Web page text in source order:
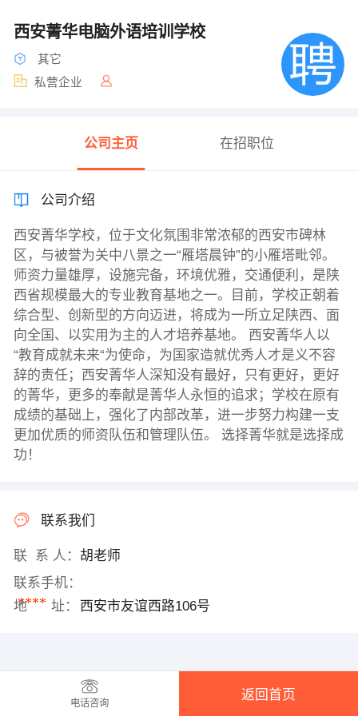
西安菁华电脑外语培训学校
其它
私营企业
公司主页 在招职位
公司介绍
西安菁华学校，位于文化氛围非常浓郁的西安市碑林
区，与被誉为关中八景之一“雁塔晨钟”的小雁塔毗邻。
师资力量雄厚，设施完备，环境优雅，交通便利，是陕
西省规模最大的专业教育基地之一。目前，学校正朝着
综合型、创新型的方向迈进，将成为一所立足陕西、面
向全国、以实用为主的人才培养基地。 西安菁华人以
“教育成就未来“为使命，为国家造就优秀人才是义不容
辞的责任；西安菁华人深知没有最好，只有更好，更好
的菁华，更多的奉献是菁华人永恒的追求；学校在原有
成绩的基础上，强化了内部改革，进一步努力构建一支
更加优质的师资队伍和管理队伍。 选择菁华就是选择成
功！
联系我们
联 系 人： 胡老师
联系手机：
****
地 址： 西安市友谊西路106号
电话咨询
返回首页